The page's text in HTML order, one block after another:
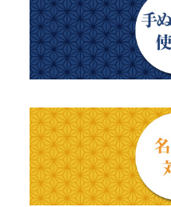
動物・その他
江戸小紋・総柄・無地
藍染め・絞り染め
父の日ギフト
結婚祝い
出産祝い
秋のギフト